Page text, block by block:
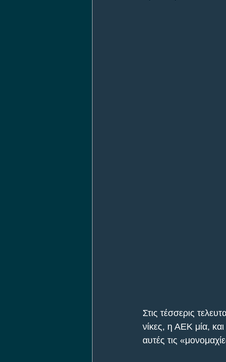
Στις τέσσερις
νίκες, η ΑΕΚ μία,
αυτές τις